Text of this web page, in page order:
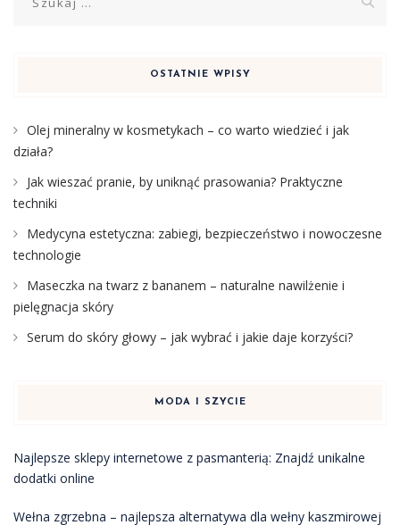
OSTATNIE WPISY
Olej mineralny w kosmetykach – co warto wiedzieć i jak
działa?
Jak wieszać pranie, by uniknąć prasowania? Praktyczne
techniki
Medycyna estetyczna: zabiegi, bezpieczeństwo i nowoczesne
technologie
Maseczka na twarz z bananem – naturalne nawilżenie i
pielęgnacja skóry
Serum do skóry głowy – jak wybrać i jakie daje korzyści?
MODA I SZYCIE
Najlepsze sklepy internetowe z pasmanterią: Znajdź unikalne
dodatki online
Wełna zgrzebna – najlepsza alternatywa dla wełny kaszmirowej